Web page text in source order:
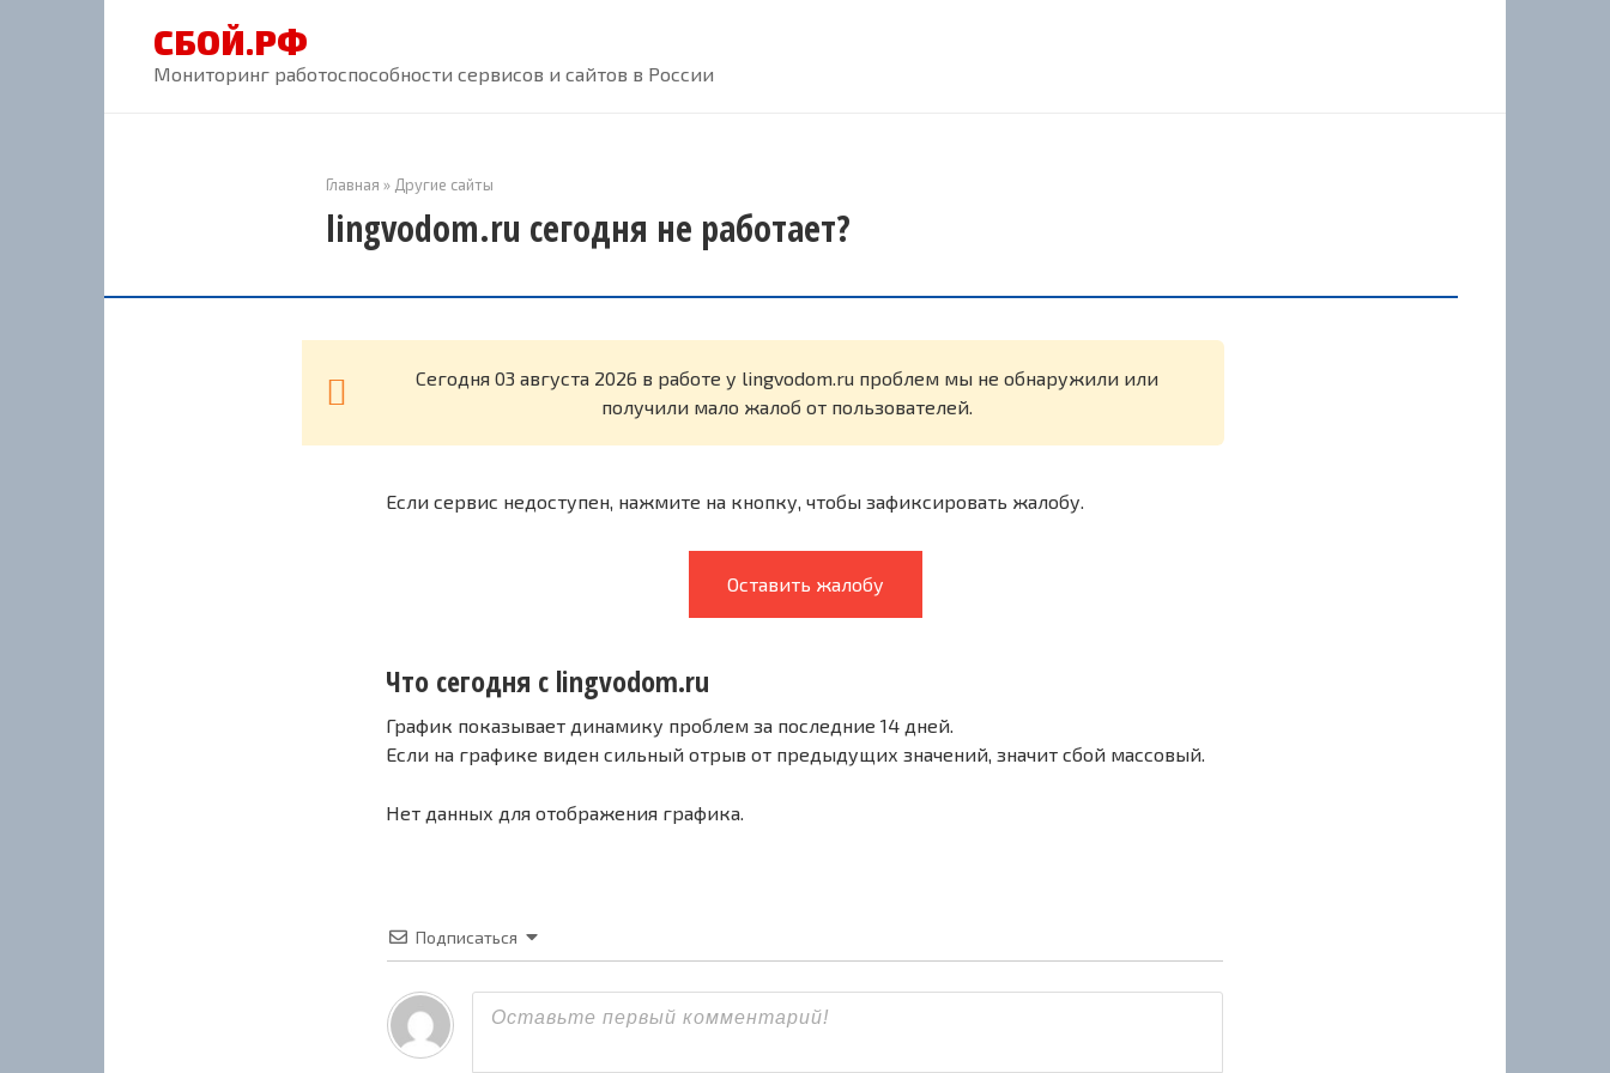
СБОЙ.РФ
Мониторинг работоспособности сервисов и сайтов в России
Главная » Другие сайты
lingvodom.ru сегодня не работает?
Cегодня 03 августа 2026 в работе у lingvodom.ru проблем мы не обнаружили или
получили мало жалоб от пользователей.
Если сервис недоступен, нажмите на кнопку, чтобы зафиксировать жалобу.
Оставить жалобу
Что сегодня с lingvodom.ru
График показывает динамику проблем за последние 14 дней.
Если на графике виден сильный отрыв от предыдущих значений, значит сбой массовый.
Нет данных для отображения графика.
Подписаться